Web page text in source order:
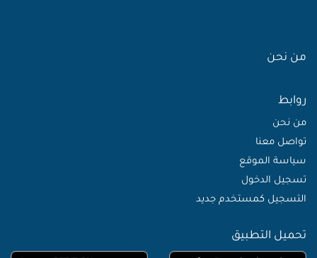
من نحن
روابط
من نحن
تواصل معنا
سياسة الموقع
تسجيل الدخول
التسجيل كمستخدم جديد
تحميل التطبيق